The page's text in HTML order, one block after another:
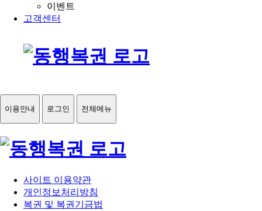
이벤트
고객센터
이용안내 로그인 전체메뉴
사이트 이용약관
개인정보처리방침
복권 및 복권기금법